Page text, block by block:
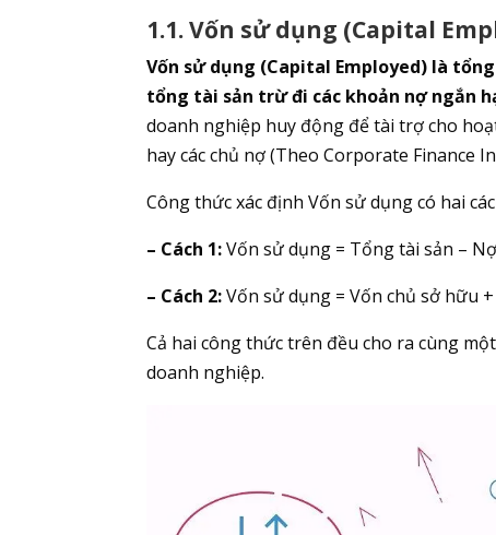
1.1. Vốn sử dụng (Capital
Vốn sử dụng (Capital Employed) là
tổng tài sản trừ đi các khoản nợ ngắn
doanh nghiệp huy động để tài trợ cho
hay các chủ nợ (Theo Corporate Finance
Công thức xác định Vốn sử dụng có hai
– Cách 1:Vốn sử dụng = Tổng tài sản –
– Cách 2:Vốn sử dụng = Vốn chủ sở hữu
Cả hai công thức trên đều cho ra cùng
doanh nghiệp.